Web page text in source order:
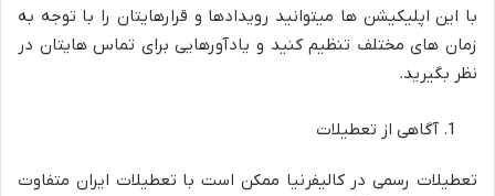
با این اپلیکیشن ‌ها میتوانید رویدادها و قرارهایتان را با توجه به
زمان‌ های مختلف تنظیم کنید و یادآورهایی برای تماس‌ هایتان در
نظر بگیرید.
آگاهی از تعطیلات
تعطیلات رسمی در کالیفرنیا ممکن است با تعطیلات ایران متفاوت